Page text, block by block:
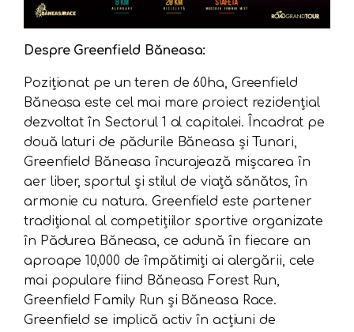
Despre Greenfield Băneasa:
Poziționat pe un teren de 60ha, Greenfield
Băneasa este cel mai mare proiect rezidențial
dezvoltat în Sectorul 1 al capitalei. Încadrat pe
două laturi de pădurile Băneasa și Tunari,
Greenfield Băneasa încurajează mișcarea în
aer liber, sportul și stilul de viață sănătos, în
armonie cu natura. Greenfield este partener
tradițional al competițiilor sportive organizate
în Pădurea Băneasa, ce adună în fiecare an
aproape 10,000 de împătimiți ai alergării, cele
mai populare fiind Băneasa Forest Run,
Greenfield Family Run și Băneasa Race.
Greenfield se implică activ în acțiuni de